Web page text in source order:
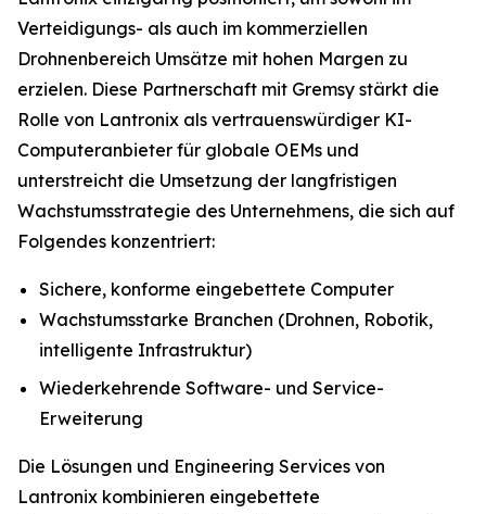
Verteidigungs- als auch im kommerziellen
Drohnenbereich Umsätze mit hohen Margen zu
erzielen. Diese Partnerschaft mit Gremsy stärkt die
Rolle von Lantronix als vertrauenswürdiger KI-
Computeranbieter für globale OEMs und
unterstreicht die Umsetzung der langfristigen
Wachstumsstrategie des Unternehmens, die sich auf
Folgendes konzentriert:
Sichere, konforme eingebettete Computer
Wachstumsstarke Branchen (Drohnen, Robotik,
intelligente Infrastruktur)
Wiederkehrende Software- und Service-
Erweiterung
Die Lösungen und Engineering Services von
Lantronix kombinieren eingebettete